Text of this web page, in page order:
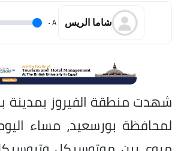
شاما الريس A
.
شهدت منطقة الفيروز بمدينة
لمحافظة بورسعيد، مساء